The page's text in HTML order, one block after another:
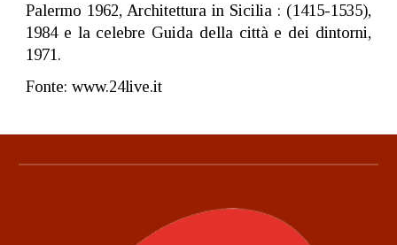
Palermo 1962, Architettura in Sicilia : (1415-1535),
1984 e la celebre Guida della città e dei dintorni,
1971.
Fonte: www.24live.it